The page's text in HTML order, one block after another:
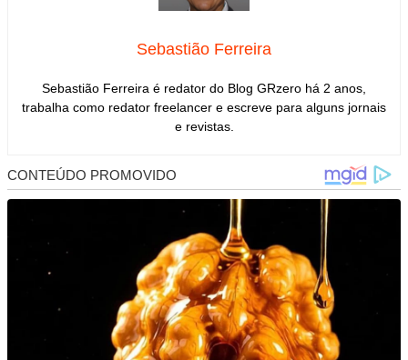
Sebastião Ferreira
Sebastião Ferreira é redator do Blog GRzero há 2 anos,
trabalha como redator freelancer e escreve para alguns jornais
e revistas.